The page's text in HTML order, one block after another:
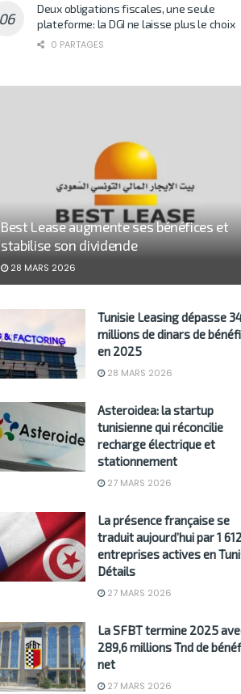
Deux obligations fiscales, une seule
plateforme: la DGI ne laisse plus le choix
0 PARTAGES
Best Lease augmente ses bénéfices et
stabilise son dividende
28 MARS 2026
Tunisie Leasing dépasse
millions de dinars de
en 2025
28 MARS 2026
Asteroidea: la startup
tunisienne qui réconcilie
recharge électrique et
stationnement
27 MARS 2026
La présence française se
traduit aujourd’hui par 1
entreprises actives en
Détails
27 MARS 2026
La SFBT termine 2025
289,6 millions Tnd de
net
27 MARS 2026